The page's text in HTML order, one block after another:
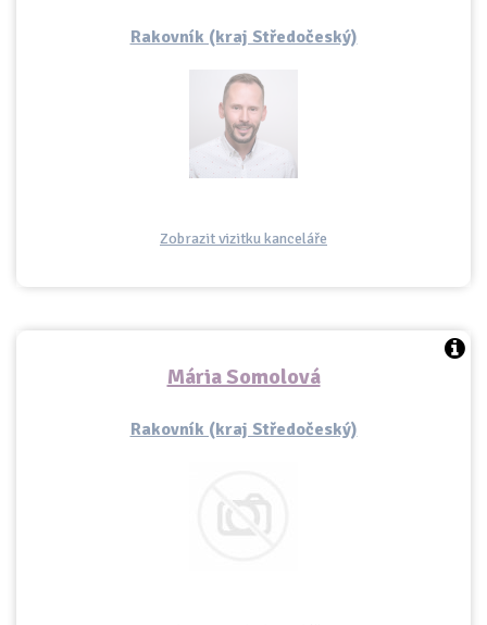
Rakovník (kraj Středočeský)
Zobrazit vizitku kanceláře
Mária Somolová
Rakovník (kraj Středočeský)